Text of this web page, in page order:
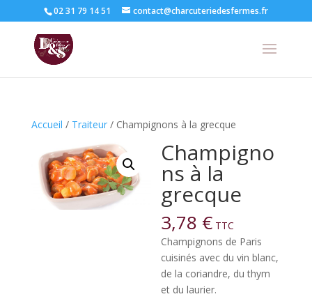
02 31 79 14 51 contact@charcuteriedesfermes.fr
Accueil / Traiteur/ Champignons à la grecque
Champigno
ns à la
grecque
3,78 € TTC
Champignons de Paris
cuisinés avec du vin blanc,
de la coriandre, du thym
et du laurier.